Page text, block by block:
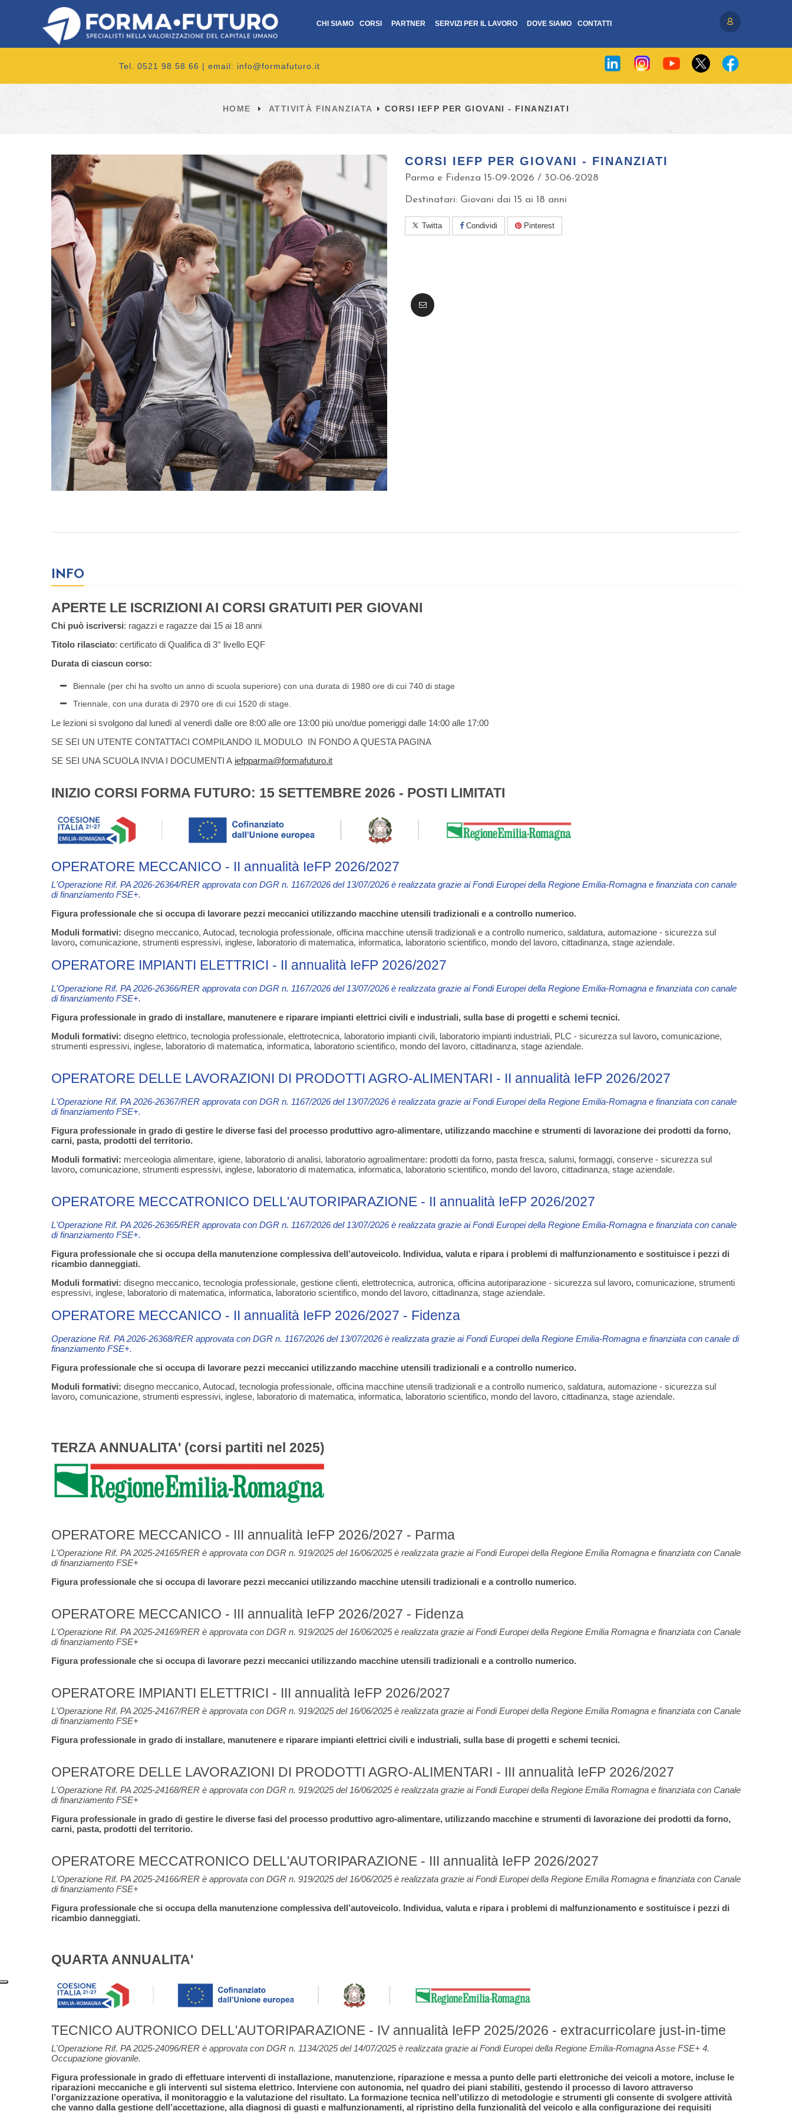
CHI SIAMO CORSI PARTNER SERVIZI PER IL LAVORO DOVE SIAMO CONTATTI
Tel. 0521 98 58 66 | email: info@formafuturo.it
HOME ATTIVITÀ FINANZIATA CORSI IEFP PER GIOVANI - FINANZIATI
CORSI IEFP PER GIOVANI - FINANZIATI
Parma e Fidenza 15-09-2026 / 30-06-2028
Destinatari: Giovani dai 15 ai 18 anni
Twitta Condividi Pinterest
INFO
APERTE LE ISCRIZIONI AI CORSI GRATUITI PER GIOVANI
Chi può iscriversi: ragazzi e ragazze dai 15 ai 18 anni
Titolo rilasciato: certificato di Qualifica di 3° livello EQF
Durata di ciascun corso:
Biennale (per chi ha svolto un anno di scuola superiore) con una durata di 1980 ore di cui 740 di stage
Triennale, con una durata di 2970 ore di cui 1520 di stage.
Le lezioni si svolgono dal lunedì al venerdì dalle ore 8:00 alle ore 13:00 più uno/due pomeriggi dalle 14:00 alle 17:00
SE SEI UN UTENTE CONTATTACI COMPILANDO IL MODULO IN FONDO A QUESTA PAGINA
SE SEI UNA SCUOLA INVIA I DOCUMENTI A iefpparma@formafuturo.it
INIZIO CORSI FORMA FUTURO: 15 SETTEMBRE 2026 - POSTI LIMITATI
OPERATORE MECCANICO - II annualità IeFP 2026/2027
L'Operazione Rif. PA 2026-26364/RER approvata con DGR n. 1167/2026 del 13/07/2026 è realizzata grazie ai Fondi Europei della Regione Emilia-Romagna e finanziata con canale
di finanziamento FSE+.
Figura professionale che si occupa di lavorare pezzi meccanici utilizzando macchine utensili tradizionali e a controllo numerico.
Moduli formativi: disegno meccanico, Autocad, tecnologia professionale, officina macchine utensili tradizionali e a controllo numerico, saldatura, automazione - sicurezza sul
lavoro, comunicazione, strumenti espressivi, inglese, laboratorio di matematica, informatica, laboratorio scientifico, mondo del lavoro, cittadinanza, stage aziendale.
OPERATORE IMPIANTI ELETTRICI - II annualità IeFP 2026/2027
L'Operazione Rif. PA 2026-26366/RER approvata con DGR n. 1167/2026 del 13/07/2026 è realizzata grazie ai Fondi Europei della Regione Emilia-Romagna e finanziata con canale
di finanziamento FSE+.
Figura professionale in grado di installare, manutenere e riparare impianti elettrici civili e industriali, sulla base di progetti e schemi tecnici.
Moduli formativi: disegno elettrico, tecnologia professionale, elettrotecnica, laboratorio impianti civili, laboratorio impianti industriali, PLC - sicurezza sul lavoro, comunicazione,
strumenti espressivi, inglese, laboratorio di matematica, informatica, laboratorio scientifico, mondo del lavoro, cittadinanza, stage aziendale.
OPERATORE DELLE LAVORAZIONI DI PRODOTTI AGRO-ALIMENTARI - II annualità IeFP 2026/2027
L'Operazione Rif. PA 2026-26367/RER approvata con DGR n. 1167/2026 del 13/07/2026 è realizzata grazie ai Fondi Europei della Regione Emilia-Romagna e finanziata con canale
di finanziamento FSE+.
Figura professionale in grado di gestire le diverse fasi del processo produttivo agro-alimentare, utilizzando macchine e strumenti di lavorazione dei prodotti da forno,
carni, pasta, prodotti del territorio.
Moduli formativi: merceologia alimentare, igiene, laboratorio di analisi, laboratorio agroalimentare: prodotti da forno, pasta fresca, salumi, formaggi, conserve - sicurezza sul
lavoro, comunicazione, strumenti espressivi, inglese, laboratorio di matematica, informatica, laboratorio scientifico, mondo del lavoro, cittadinanza, stage aziendale.
OPERATORE MECCATRONICO DELL'AUTORIPARAZIONE - II annualità IeFP 2026/2027
L'Operazione Rif. PA 2026-26365/RER approvata con DGR n. 1167/2026 del 13/07/2026 è realizzata grazie ai Fondi Europei della Regione Emilia-Romagna e finanziata con canale
di finanziamento FSE+.
Figura professionale che si occupa della manutenzione complessiva dell’autoveicolo. Individua, valuta e ripara i problemi di malfunzionamento e sostituisce i pezzi di
ricambio danneggiati.
Moduli formativi: disegno meccanico, tecnologia professionale, gestione clienti, elettrotecnica, autronica, officina autoriparazione - sicurezza sul lavoro, comunicazione, strumenti
espressivi, inglese, laboratorio di matematica, informatica, laboratorio scientifico, mondo del lavoro, cittadinanza, stage aziendale.
OPERATORE MECCANICO - II annualità IeFP 2026/2027 - Fidenza
Operazione Rif. PA 2026-26368/RER approvata con DGR n. 1167/2026 del 13/07/2026 è realizzata grazie ai Fondi Europei della Regione Emilia-Romagna e finanziata con canale di
finanziamento FSE+.
Figura professionale che si occupa di lavorare pezzi meccanici utilizzando macchine utensili tradizionali e a controllo numerico.
Moduli formativi: disegno meccanico, Autocad, tecnologia professionale, officina macchine utensili tradizionali e a controllo numerico, saldatura, automazione - sicurezza sul
lavoro, comunicazione, strumenti espressivi, inglese, laboratorio di matematica, informatica, laboratorio scientifico, mondo del lavoro, cittadinanza, stage aziendale.
TERZA ANNUALITA' (corsi partiti nel 2025)
OPERATORE MECCANICO - III annualità IeFP 2026/2027 - Parma
L'Operazione Rif. PA 2025-24165/RER è approvata con DGR n. 919/2025 del 16/06/2025 è realizzata grazie ai Fondi Europei della Regione Emilia Romagna e finanziata con Canale
di finanziamento FSE+
Figura professionale che si occupa di lavorare pezzi meccanici utilizzando macchine utensili tradizionali e a controllo numerico.
OPERATORE MECCANICO - III annualità IeFP 2026/2027 - Fidenza
L'Operazione Rif. PA 2025-24169/RER è approvata con DGR n. 919/2025 del 16/06/2025 è realizzata grazie ai Fondi Europei della Regione Emilia Romagna e finanziata con Canale
di finanziamento FSE+
Figura professionale che si occupa di lavorare pezzi meccanici utilizzando macchine utensili tradizionali e a controllo numerico.
OPERATORE IMPIANTI ELETTRICI - III annualità IeFP 2026/2027
L'Operazione Rif. PA 2025-24167/RER è approvata con DGR n. 919/2025 del 16/06/2025 è realizzata grazie ai Fondi Europei della Regione Emilia Romagna e finanziata con Canale
di finanziamento FSE+
Figura professionale in grado di installare, manutenere e riparare impianti elettrici civili e industriali, sulla base di progetti e schemi tecnici.
OPERATORE DELLE LAVORAZIONI DI PRODOTTI AGRO-ALIMENTARI - III annualità IeFP 2026/2027
L'Operazione Rif. PA 2025-24168/RER è approvata con DGR n. 919/2025 del 16/06/2025 è realizzata grazie ai Fondi Europei della Regione Emilia Romagna e finanziata con Canale
di finanziamento FSE+
Figura professionale in grado di gestire le diverse fasi del processo produttivo agro-alimentare, utilizzando macchine e strumenti di lavorazione dei prodotti da forno,
carni, pasta, prodotti del territorio.
OPERATORE MECCATRONICO DELL'AUTORIPARAZIONE - III annualità IeFP 2026/2027
L'Operazione Rif. PA 2025-24166/RER è approvata con DGR n. 919/2025 del 16/06/2025 è realizzata grazie ai Fondi Europei della Regione Emilia Romagna e finanziata con Canale
di finanziamento FSE+
Figura professionale che si occupa della manutenzione complessiva dell’autoveicolo. Individua, valuta e ripara i problemi di malfunzionamento e sostituisce i pezzi di
ricambio danneggiati.
QUARTA ANNUALITA'
TECNICO AUTRONICO DELL'AUTORIPARAZIONE - IV annualità IeFP 2025/2026 - extracurricolare just-in-time
L'Operazione Rif. PA 2025-24096/RER è approvata con DGR n. 1134/2025 del 14/07/2025 è realizzata grazie ai Fondi Europei della Regione Emilia-Romagna Asse FSE+ 4.
Occupazione giovanile.
Figura professionale in grado di effettuare interventi di installazione, manutenzione, riparazione e messa a punto delle parti elettroniche dei veicoli a motore, incluse le
riparazioni meccaniche e gli interventi sul sistema elettrico. Interviene con autonomia, nel quadro dei piani stabiliti, gestendo il processo di lavoro attraverso
l’organizzazione operativa, il monitoraggio e la valutazione del risultato. La formazione tecnica nell’utilizzo di metodologie e strumenti gli consente di svolgere attività
che vanno dalla gestione dell’accettazione, alla diagnosi di guasti e malfunzionamenti, al ripristino della funzionalità del veicolo e alla configurazione dei requisiti